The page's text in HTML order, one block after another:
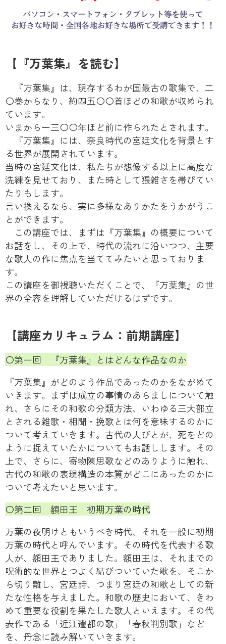
【『万葉集』を読む】
『万葉集』は、現存するわが国最古の歌集で、二
〇巻からなり、約四五〇〇首ほどの和歌が収められ
ています。
いまから一三〇〇年ほど前に作られたとされます。
『万葉集』には、奈良時代の宮廷文化を背景とす
る世界が展開されています。
当時の宮廷文化は、私たちが想像する以上に高度な
洗練を見せており、また時として猥雑さを帯びてい
たりもします。
言い換えるなら、実に多様なありかたをうかがうこ
とができます。
この講座では、まずは『万葉集』の概要について
お話をし、その上で、時代の流れに沿いつつ、主要
な歌人の作に焦点を当ててみたいと思っておりま
す。
この講座を御視聴いただくことで、『万葉集』の世
界の全容を理解していただけるはずです。
【講座カリキュラム：前期講座】
〇第一回 『万葉集』とはどんな作品なのか
『万葉集』がどのよう作品であったのかをながめて
いきます。まずは成立の事情のあらましについて触
れ、さらにその和歌の分類方法、いわゆる三大部立
とされる雑歌・相聞・挽歌とは何を意味するのかに
ついて考えていきます。古代の人びとが、死をどの
ように捉えていたかについてもお話しします。その
上で、さらに、寄物陳思歌などのありように触れ、
古代の和歌の表現構造の本質がどこにあったのかに
ついて考えたいと思います。
〇第二回 額田王 初期万葉の時代
万葉の夜明けともいうべき時代、それを一般に初期
万葉の時代と呼んでいます。その時代を代表する歌
人が、額田王でありました。額田王は、それまでの
呪術的な世界とつよく結びついていた歌を、そこか
ら切り離し、宮廷詩、つまり宮廷の和歌としての新
たな性格を与えました。和歌の歴史において、きわ
めて重要な役割を果たした歌人といえます。その代
表作である「近江遷都の歌」「春秋判別歌」など
を、丹念に読み解いていきます。